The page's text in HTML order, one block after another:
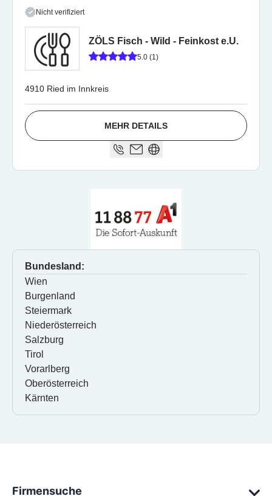
Nicht verifiziert
ZÖLS Fisch - Wild - Feinkost e.U.
5.0 (1)
4910 Ried im Innkreis
MEHR DETAILS
Bundesland:
Wien
Burgenland
Steiermark
Niederösterreich
Salzburg
Tirol
Vorarlberg
Oberösterreich
Kärnten
Firmensuche